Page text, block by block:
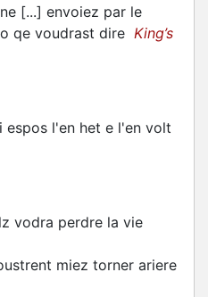
[...] envoiez par le
qe voudrast dire King’s
espos l'en het e l'en volt
vodra perdre la vie
miez torner ariere